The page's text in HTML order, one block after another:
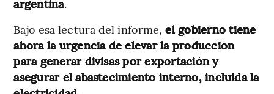
argentina.
Bajo esa lectura del informe,el gobierno tiene
ahora la urgencia de elevar la producción
para generar divisas por exportación y
asegurar el abastecimiento interno, incluida la